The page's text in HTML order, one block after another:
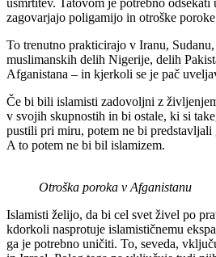
zagovarjajo poligamijo in otroške
To trenutno prakticirajo v Iranu,
muslimanskih delih Nigerije, delih
Afganistana – in kjerkoli se je pač
Če bi bili islamisti zadovoljni z
v svojih skupnostih in bi ostale, ki si
pustili pri miru, potem ne bi predstavljali
A to potem ne bi bil islamizem.
Otroška poroka v Afganistanu
Islamisti želijo, da bi cel svet živel po
kdorkoli nasprotuje islamističnemu
ga je potrebno uničiti. To, seveda,